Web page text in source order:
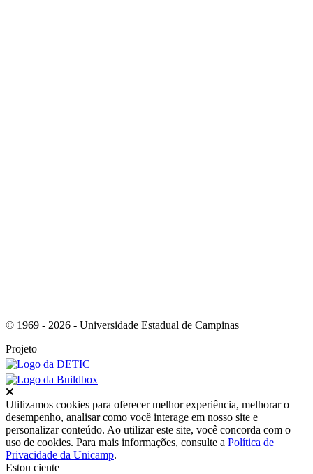
© 1969 - 2026 - Universidade Estadual de Campinas
Projeto
Utilizamos cookies para oferecer melhor experiência, melhorar o
desempenho, analisar como você interage em nosso site e
personalizar conteúdo. Ao utilizar este site, você concorda com o
uso de cookies. Para mais informações, consulte a Política de
Privacidade da Unicamp.
Estou ciente